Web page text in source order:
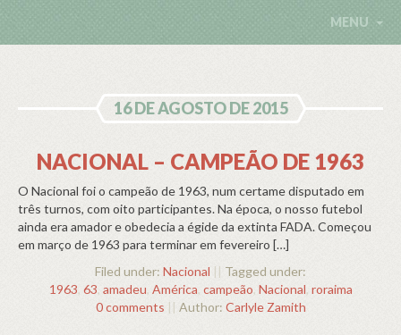
MENU
16 DE AGOSTO DE 2015
NACIONAL – CAMPEÃO DE 1963
O Nacional foi o campeão de 1963, num certame disputado em
três turnos, com oito participantes. Na época, o nosso futebol
ainda era amador e obedecia a égide da extinta FADA. Começou
em março de 1963 para terminar em fevereiro […]
Filed under: Nacional || Tagged under:
1963, 63, amadeu América, campeão, Nacional, roraima
0 comments || Author: Carlyle Zamith